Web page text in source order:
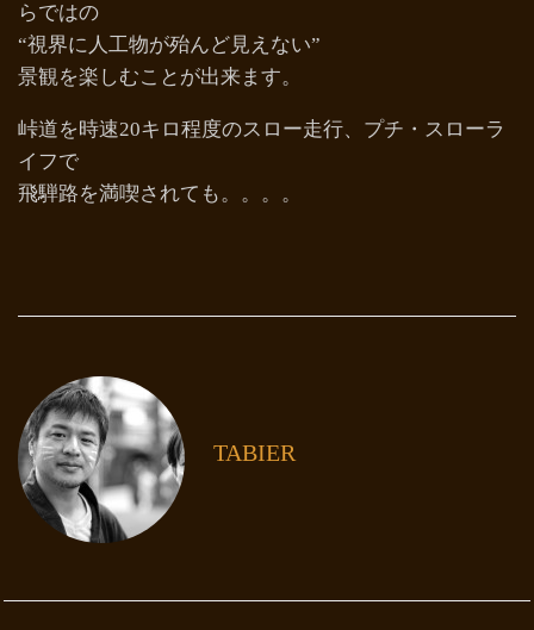
らではの
“視界に人工物が殆んど見えない”
景観を楽しむことが出来ます。
峠道を時速20キロ程度のスロー走行、プチ・スローラ
イフで
飛騨路を満喫されても。。。。
TABIER